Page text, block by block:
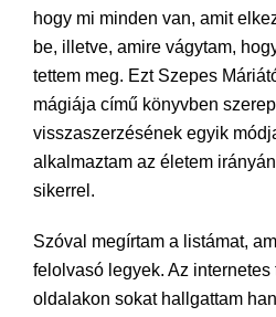
hogy mi minden van, amit
be, illetve, amire vágytam,
tettem meg. Ezt Szepes
mágiája című könyvben
visszaszerzésének egyik
alkalmaztam az életem
sikerrel.
Szóval megírtam a listámat,
felolvasó legyek. Az
oldalakon sokat hallgattam